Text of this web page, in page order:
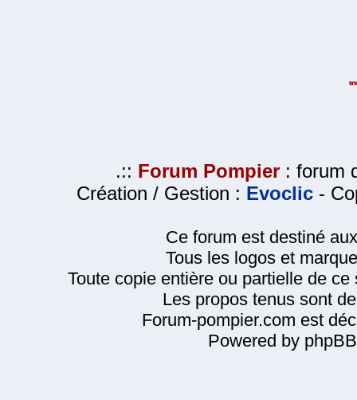
.:: Forum Pompier : forum
Création / Gestion : Evoclic -
Ce forum est destiné
Tous les logos et
Toute copie entière ou partielle de
Les propos tenus sont
Forum-pompier.com est
Powered by